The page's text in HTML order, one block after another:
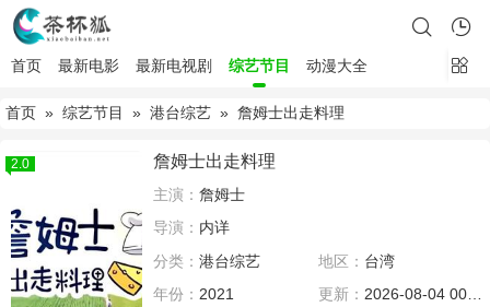
首页 最新电影 最新电视剧 综艺节目 动漫大全
首页 » 综艺节目 » 港台综艺 » 詹姆士出走料理
2.0 詹姆士出走料理
主演： 詹姆士
导演： 内详
分类： 港台综艺 地区： 台湾
年份： 2021 更新： 2026-08-04 00:00